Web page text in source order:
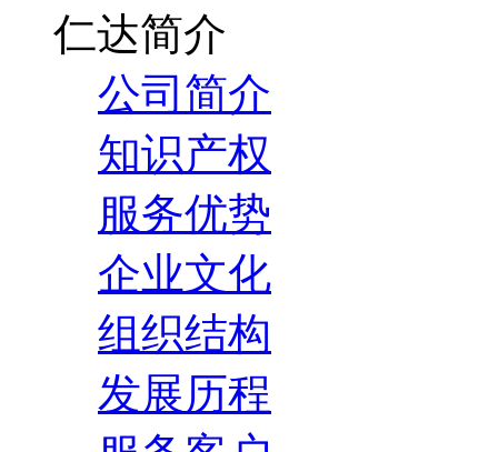
仁达简介
公司简介
知识产权
服务优势
企业文化
组织结构
发展历程